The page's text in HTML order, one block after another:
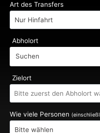
Art des Transfers
Abholort
Suchen
Zielort
Wie viele Personen